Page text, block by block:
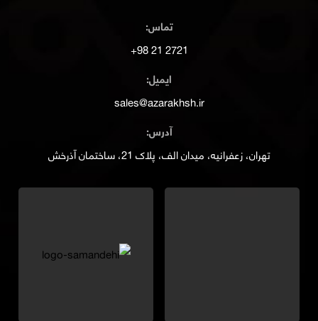
تماس:
2721 21 98+
ایمیل:
sales@azarakhsh.ir
آدرس:
تهران، زعفرانیه، میدان الف، پلاک 21، ساختمان آذرخش